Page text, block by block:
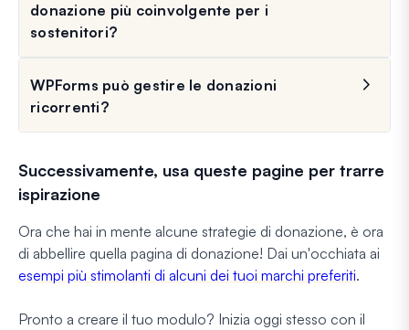
donazione più coinvolgente per i
sostenitori?
WPForms può gestire le donazioni
ricorrenti?
Successivamente, usa queste pagine per trarre
ispirazione
Ora che hai in mente alcune strategie di donazione, è ora
di abbellire quella pagina di donazione! Dai un'occhiata ai
esempi più stimolanti di alcuni dei tuoi marchi preferiti.
Pronto a creare il tuo modulo? Inizia oggi stesso con il